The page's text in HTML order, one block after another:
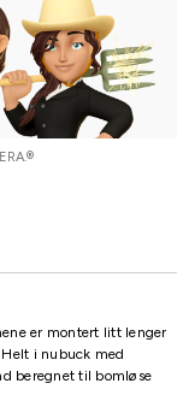
er montert litt lenger
i nubuck med
beregnet til bomløse